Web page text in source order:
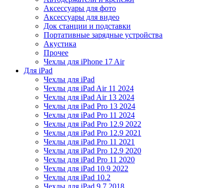
Аксессуары для фото
Аксессуары для видео
Док станции и подставки
Портативные зарядные устройства
Акустика
Прочее
Чехлы для iPhone 17 Air
Для iPad
Чехлы для iPad
Чехлы для iPad Air 11 2024
Чехлы для iPad Air 13 2024
Чехлы для iPad Pro 13 2024
Чехлы для iPad Pro 11 2024
Чехлы для iPad Pro 12.9 2022
Чехлы для iPad Pro 12.9 2021
Чехлы для iPad Pro 11 2021
Чехлы для iPad Pro 12.9 2020
Чехлы для iPad Pro 11 2020
Чехлы для iPad 10.9 2022
Чехлы для iPad 10.2
Чехлы для iPad 9.7 2018